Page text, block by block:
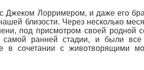
Джеком Лорримером, и даже его
близости. Через несколько
под присмотром своей родной
самой ранней стадии, и были
в сочетании с животворящими